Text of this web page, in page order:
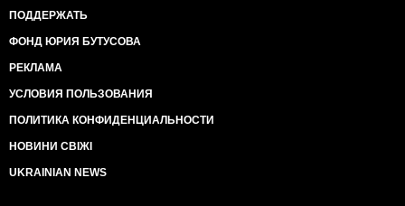
ПОДДЕРЖАТЬ
ФОНД ЮРИЯ БУТУСОВА
РЕКЛАМА
УСЛОВИЯ ПОЛЬЗОВАНИЯ
ПОЛИТИКА КОНФИДЕНЦИАЛЬНОСТИ
НОВИНИ СВІЖІ
UKRAINIAN NEWS